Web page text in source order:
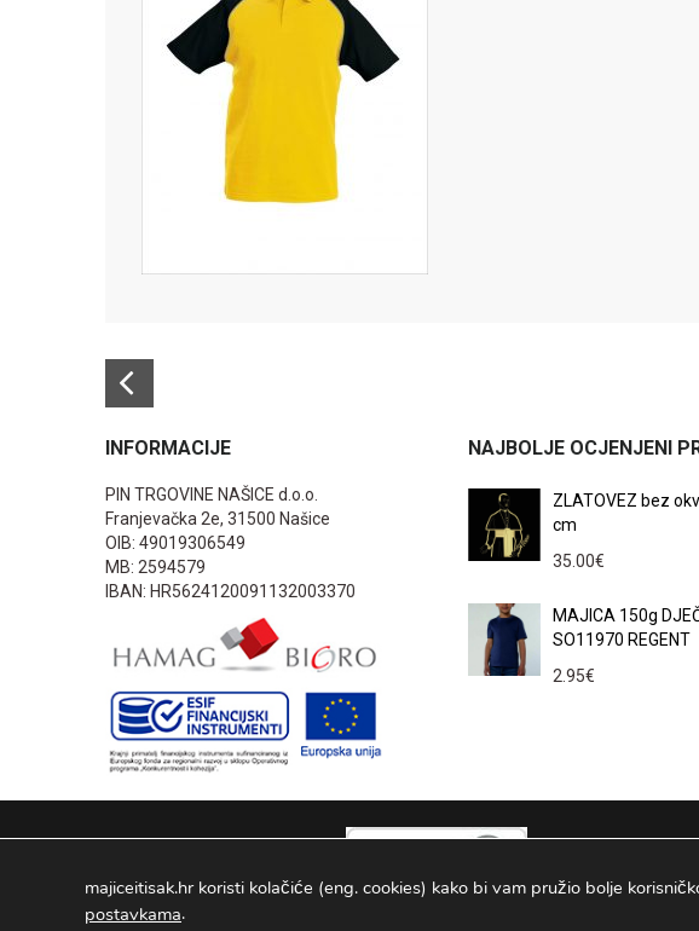
INFORMACIJE
PIN TRGOVINE NAŠICE d.o.o.
Franjevačka 2e, 31500 Našice
OIB: 49019306549
MB: 2594579
IBAN: HR5624120091132003370
NAJBOLJE OCJENJENI
ZLATOVEZ bez
cm
35.00€
MAJICA 150g
SO11970 REGENT
2.95€
PIN TRGOVINE
majiceitisak.hr koristi kolačiće (eng. cookies) kako bi vam pružio bolje
postavkama.